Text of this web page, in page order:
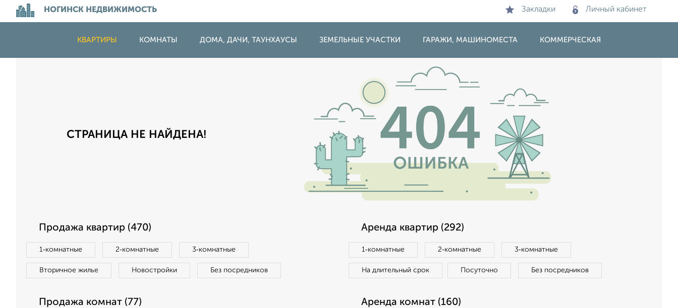
НОГИНСК НЕДВИЖИМОСТЬ Закладки Личный кабинет
КВАРТИРЫ КОМНАТЫ ДОМА, ДАЧИ, ТАУНХАУСЫ ЗЕМЕЛЬНЫЕ УЧАСТКИ ГАРАЖИ, МАШИНОМЕСТА КОММЕРЧЕСКАЯ
СТРАНИЦА НЕ НАЙДЕНА!
Продажа квартир (470)
1‑комнатные 2‑комнатные 3‑комнатные
Вторичное жилье Новостройки Без посредников
Аренда квартир (292)
1‑комнатные 2‑комнатные 3‑комнатные
На длительный срок Посуточно Без посредников
Продажа комнат (77) Аренда комнат (160)